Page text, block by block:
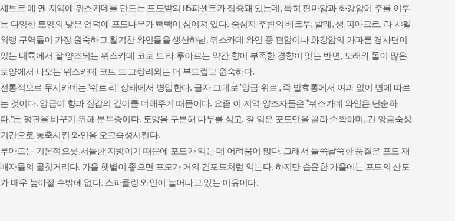
토양에서 나오는 뮈스카데 코트 드 그랑리외는 더 부드럽고 원숙하다.
기간으로 농축시킨 와인을 오크숙성시킨다.
가 매우 높아질 수밖에 없다. 스파클링 와인이 늘어나고 있는 이유이다.